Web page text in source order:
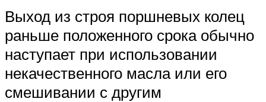
Выход из строя поршневых колец
раньше положенного срока обычно
наступает при использовании
некачественного масла или его
смешивании с другим